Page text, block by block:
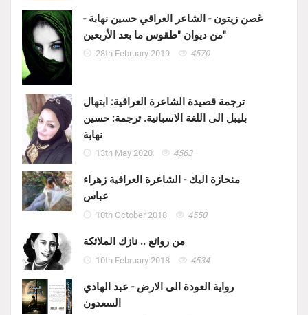
غصن زيتون - الشاعر العراقي حسين نهابة -
من ديوان "طقوس ما بعد الأربعين"
28th February 2019 4570
ترجمة قصيدة الشاعرة العراقية: ابتهال
بليبل الى اللغة الاسبانية. ترجمة: حسين
نهابة
13th May 2020 4563
منحازة اليك - الشاعرة العراقية زهراء
عباس
10th October 2018 4550
من روائع .. نازك الملائكة
10th February 2018 4534
رواية العودة الى الارض - عبد الهادي
السعدون